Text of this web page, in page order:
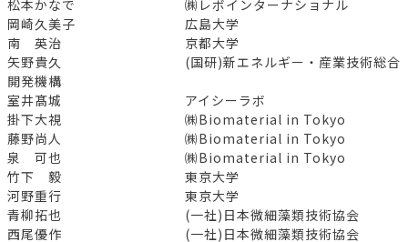
松本かなで ㈱レボインターナショナル
岡崎久美子 広島大学
南 英治 京都大学
矢野貴久 (国研)新エネルギー・産業技術総合
開発機構
室井髙城 アイシーラボ
掛下大視 ㈱Biomaterial in Tokyo
藤野尚人 ㈱Biomaterial in Tokyo
泉 可也 ㈱Biomaterial in Tokyo
竹下 毅 東京大学
河野重行 東京大学
青柳拓也 (一社)日本微細藻類技術協会
西尾優作 (一社)日本微細藻類技術協会